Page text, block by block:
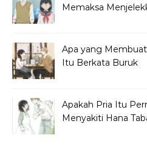
Memaksa
Apa yang
Itu Berkata Buruk
Apakah Pria Itu
Menyakiti Hana